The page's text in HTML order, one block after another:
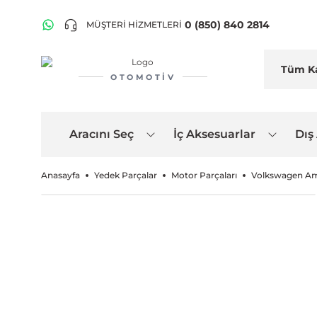
MÜŞTERİ HİZMETLERİ 0 (850) 840 2814
OTOMOTIV
Aracını Seç İç Aksesuarlar
Anasayfa Yedek Parçalar Motor Parçaları Volkswagen